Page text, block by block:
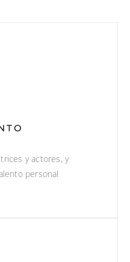
y actores, y
personal